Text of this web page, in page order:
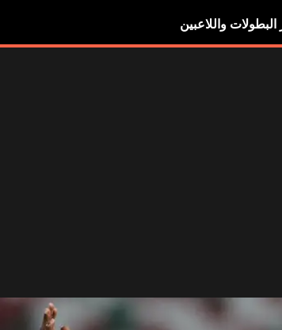
البطولات واللاعبين